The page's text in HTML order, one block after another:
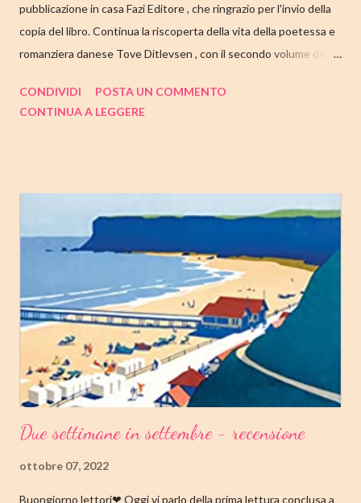
pubblicazione in casa Fazi Editore , che ringrazio per l'invio della
copia del libro. Continua la riscoperta della vita della poetessa e
romanziera danese Tove Ditlevsen , con il secondo volume della
come sempre, trovate tutte le mie impressioni al suo termine.
14.25/EBOOK 8.99 Link Amazon TRAMA Dopo "Infanzia", il
secondo capitolo della trilogia di Copenaghen, grande classico
della letteratura danese oggi riscoperto e acclamato a livello
internazionale. La piccola Tove è cresciuta in fretta: costretta ad
abbandonare la scuola molto presto, a quattordici anni compie i
primi passi nel mondo del lavoro. Indossato il vestito buono e
infilato il ...
CONDIVIDI
POSTA UN COMMENTO
CONTINUA A LEGGERE
Due settimane in settembre - recensione
ottobre 07, 2022
Buongiorno lettori❤ Oggi vi parlo della prima lettura conclusa a